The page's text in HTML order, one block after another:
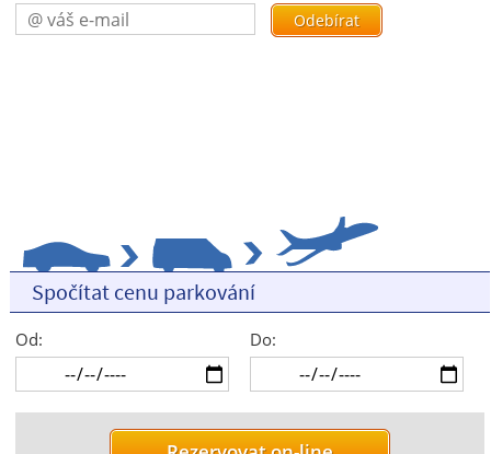
Spočítat cenu parkování
Od: Do: